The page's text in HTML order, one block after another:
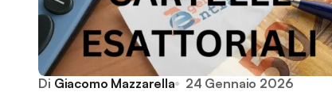
Di Giacomo Mazzarella 24 Gennaio 2026